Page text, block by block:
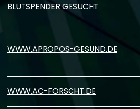
BLUTSPENDER GESUCHT
WWW.APROPOS-GESUND.DE
WWW.AC-FORSCHT.DE